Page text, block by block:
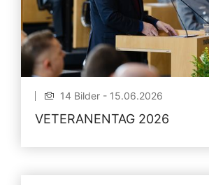
14 Bilder - 15.06.2026
VETERANENTAG 2026